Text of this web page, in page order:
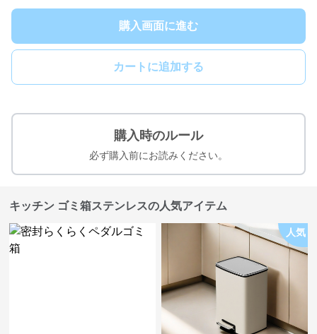
購入画面に進む
カートに追加する
購入時のルール
必ず購入前にお読みください。
キッチン ゴミ箱ステンレスの人気アイテム
人気